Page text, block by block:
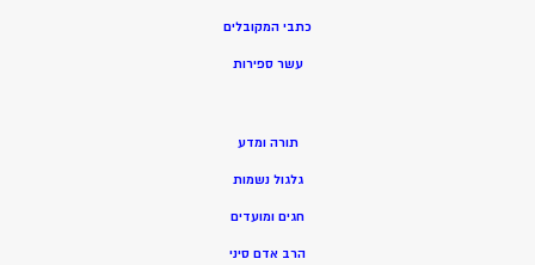
כתבי המקובלים
עשר ספירות
תורה ומדע
גלגול נשמות
חגים ומועדים
הרב אדם סיני